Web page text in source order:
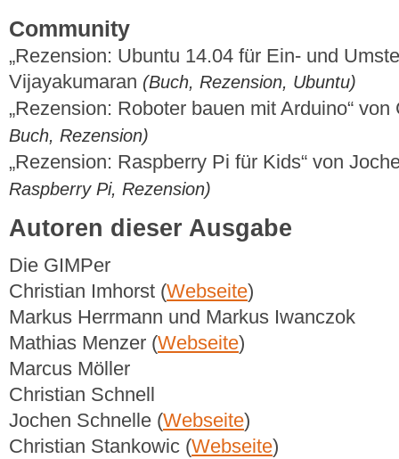
Community
„Rezension: Ubuntu 14.04 für Ein- und
Vijayakumaran (Buch, Rezension, Ubuntu)
„Rezension: Roboter bauen mit Arduino“
Buch, Rezension)
„Rezension: Raspberry Pi für Kids“ von
Raspberry Pi, Rezension)
Autoren dieser Ausgabe
Die GIMPer
Christian Imhorst (Webseite)
Markus Herrmann und Markus Iwanczok
Mathias Menzer (Webseite)
Marcus Möller
Christian Schnell
Jochen Schnelle (Webseite)
Christian Stankowic (Webseite)